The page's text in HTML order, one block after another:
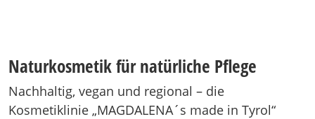
Naturkosmetik für natürliche Pflege
Nachhaltig, vegan und regional – die
Kosmetiklinie „MAGDALENA´s made in Tyrol“